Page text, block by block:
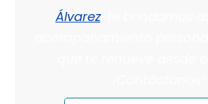
Álvarez, te brindamos